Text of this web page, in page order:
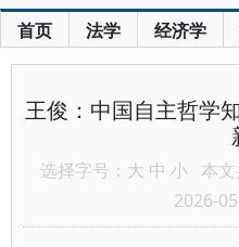
首页 法学 经济学
王俊：中国自主哲学
选择字号： 大 中 小 本文
2026-